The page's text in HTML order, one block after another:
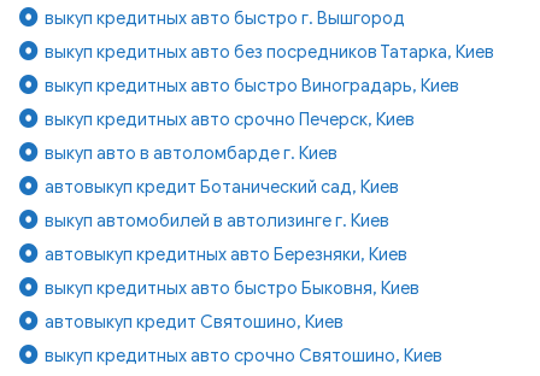
выкуп кредитных авто быстро г. Вышгород
выкуп кредитных авто без посредников Татарка, Киев
выкуп кредитных авто быстро Виноградарь, Киев
выкуп кредитных авто срочно Печерск, Киев
выкуп авто в автоломбарде г. Киев
автовыкуп кредит Ботанический сад, Киев
выкуп автомобилей в автолизинге г. Киев
автовыкуп кредитных авто Березняки, Киев
выкуп кредитных авто быстро Быковня, Киев
автовыкуп кредит Святошино, Киев
выкуп кредитных авто срочно Святошино, Киев